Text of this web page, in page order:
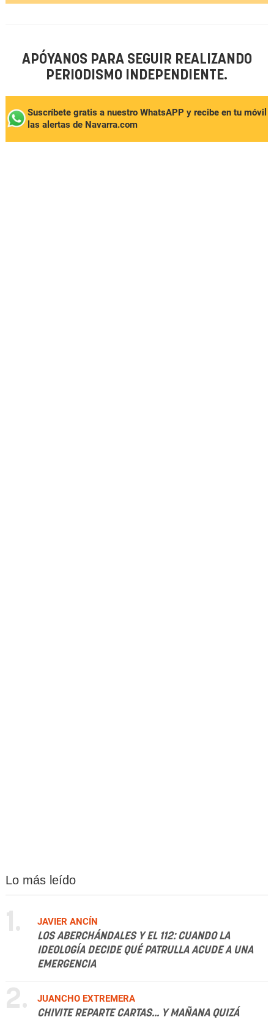
APÓYANOS PARA SEGUIR REALIZANDO
PERIODISMO INDEPENDIENTE.
Suscríbete gratis a nuestro WhatsAPP y recibe en tu móvil
las alertas de Navarra.com
Lo más leído
1.
JAVIER ANCÍN
LOS ABERCHÁNDALES Y EL 112: CUANDO LA
IDEOLOGÍA DECIDE QUÉ PATRULLA ACUDE A UNA
EMERGENCIA
2.
JUANCHO EXTREMERA
CHIVITE REPARTE CARTAS... Y MAÑANA QUIZÁ